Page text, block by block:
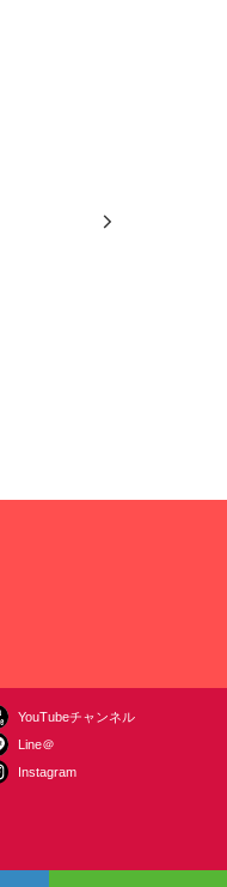
YouTubeチャンネル
Line＠
Instagram